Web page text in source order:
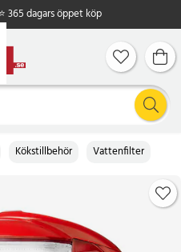
⭐ 365 dagars öppet köp
Kökstillbehör Vattenfilter